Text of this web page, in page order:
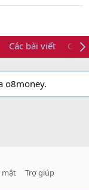
Các bài viết Giới
o8money.
mật
Trợ giúp